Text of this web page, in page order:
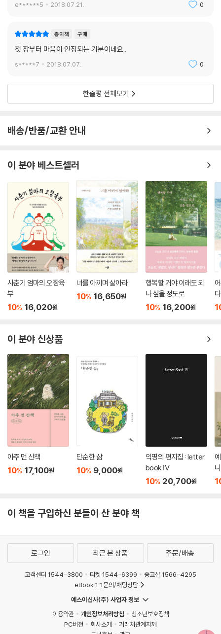
e******5 2018.07.21. 0
종이책 구매
첫 장부터 마음이 안정되는 기분이네요..
s*****7 2018.07.07. 0
한줄평 전체보기
배송/반품/교환 안내
이 분야 베스트셀러
사춘기 엄마의 오장육
부
10% 16,020원
너를 아끼며 살아라
10% 16,650원
행복할 거야 이래도 되
나 싶을 정도로
10% 16,200원
다
이 분야 신상품
아주 먼 산책
10% 17,100원
단순한 삶
10% 9,000원
익명의 편지집 : letter
book Ⅳ
10% 20,700원
이 책을 구입하신 분들이 산 분야 책
로그인 최근 본 상품 주문/배송
고객센터 1544-3800 티켓 1544-6399
중고샵 1566-4295
eBook 1:1문의/채팅상담
예스이십사(주) 사업자 정보
이용약관
개인정보처리방침
청소년보호정책
PC버전
회사소개
거래처관계자께